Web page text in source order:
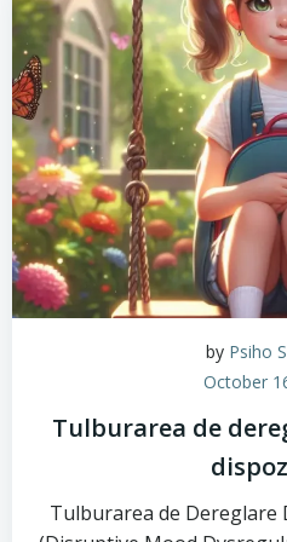
by Psiho
October
Tulburarea de
Tulburarea de Dereglare